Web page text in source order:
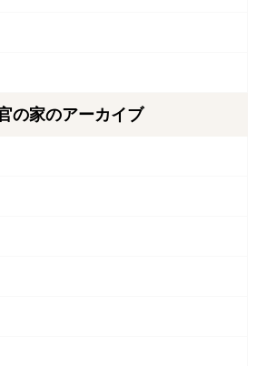
の家のアーカイブ